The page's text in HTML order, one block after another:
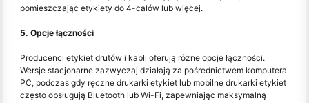
pomieszczając etykiety do 4-calów lub więcej.
5. Opcje łączności
Producenci etykiet drutów i kabli oferują różne opcje łączności.
Wersje stacjonarne zazwyczaj działają za pośrednictwem komputera
PC, podczas gdy ręczne drukarki etykiet lub mobilne drukarki etykiet
często obsługują Bluetooth lub Wi-Fi, zapewniając maksymalną